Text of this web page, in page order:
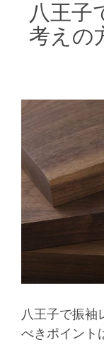
八王子
考えの
八王子で振袖
べきポイント